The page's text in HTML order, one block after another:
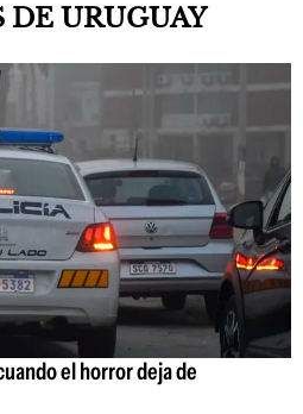
URUGUAY
el horror deja de